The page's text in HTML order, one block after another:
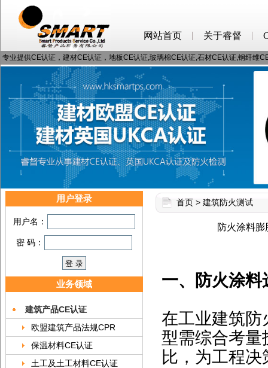
网站首页 关于睿督
专业提供CE认证，建材CE认证，地板CE认证,玻璃棉CE认证,石材CE认证,钢纤维
用户登录
用户名：
密 码：
业务领域
建筑产品CE认证
欧盟建筑产品法规CPR
保温材料CE认证
土工及土工材料CE认证
首页 > 建筑防火测试
防火涂料
一、防火涂
在工业建筑防
型需综合考量
比，为工程